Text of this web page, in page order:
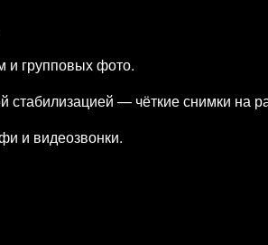
групповых фото.
— чёткие снимки на
и видеозвонки.